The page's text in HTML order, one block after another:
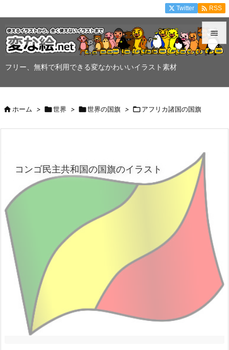
フリー、無料で利用できる変なかわいいイラスト素材


Twitter  RSS
ホーム > 世界 > 世界の国旗 > アフリカ諸国の国旗
コンゴ民主共和国の国旗のイラスト